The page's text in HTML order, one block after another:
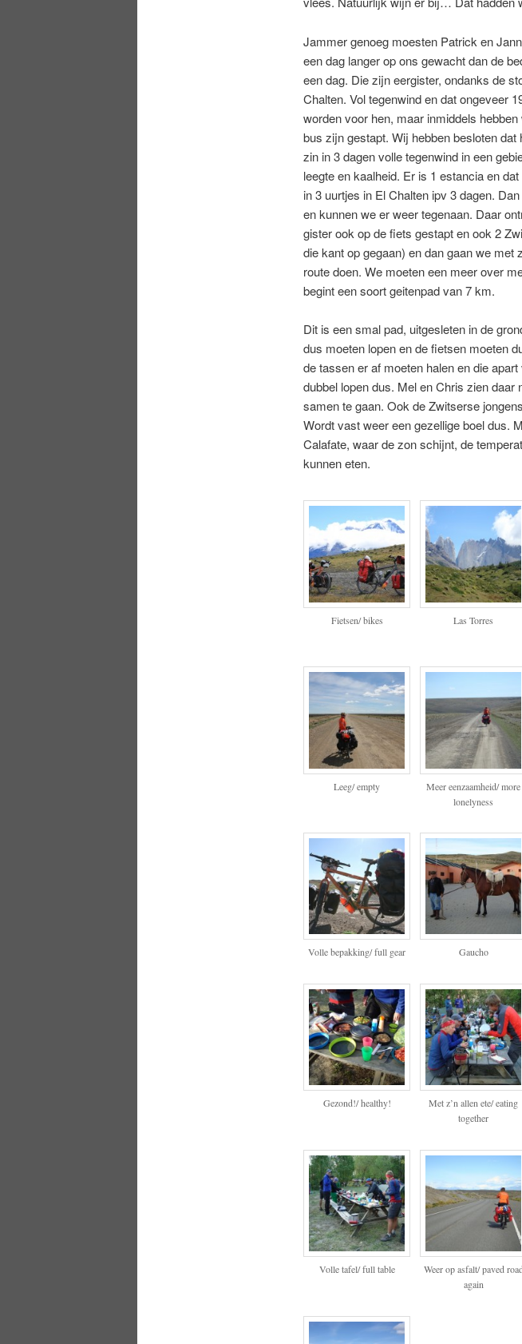
Jammer genoeg moesten Patrick en
een dag langer op ons gewacht dan de
een dag. Die zijn eergister, ondanks de
Chalten. Vol tegenwind en dat ongeveer
worden voor hen, maar inmiddels
bus zijn gestapt. Wij hebben besloten
zin in 3 dagen volle tegenwind in een
leegte en kaalheid. Er is 1 estancia en
in 3 uurtjes in El Chalten ipv 3 dagen.
en kunnen we er weer tegenaan. Daar
gister ook op de fiets gestapt en ook 2
die kant op gegaan) en dan gaan we met
route doen. We moeten een meer over
begint een soort geitenpad van 7 km.
Dit is een smal pad, uitgesleten in de
dus moeten lopen en de fietsen moeten
de tassen er af moeten halen en die
dubbel lopen dus. Mel en Chris zien daar
samen te gaan. Ook de Zwitserse
Wordt vast weer een gezellige boel dus.
Calafate, waar de zon schijnt, de
kunnen eten.
Fietsen/ bikes Las Torres
Leeg/ empty
Meer eenzaamheid/ more
lonelyness
Volle bepakking/ full gear Gaucho
Gezond!/ healthy!
Met z’n allen ete/ eating
together
Volle tafel/ full table
Weer op asfalt/ paved road
again